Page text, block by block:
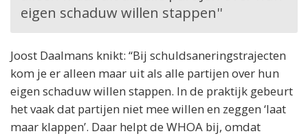
eigen schaduw willen stappen''
Joost Daalmans knikt: “Bij schuldsaneringstrajecten
kom je er alleen maar uit als alle partijen over hun
eigen schaduw willen stappen. In de praktijk gebeurt
het vaak dat partijen niet mee willen en zeggen ‘laat
maar klappen’. Daar helpt de WHOA bij, omdat